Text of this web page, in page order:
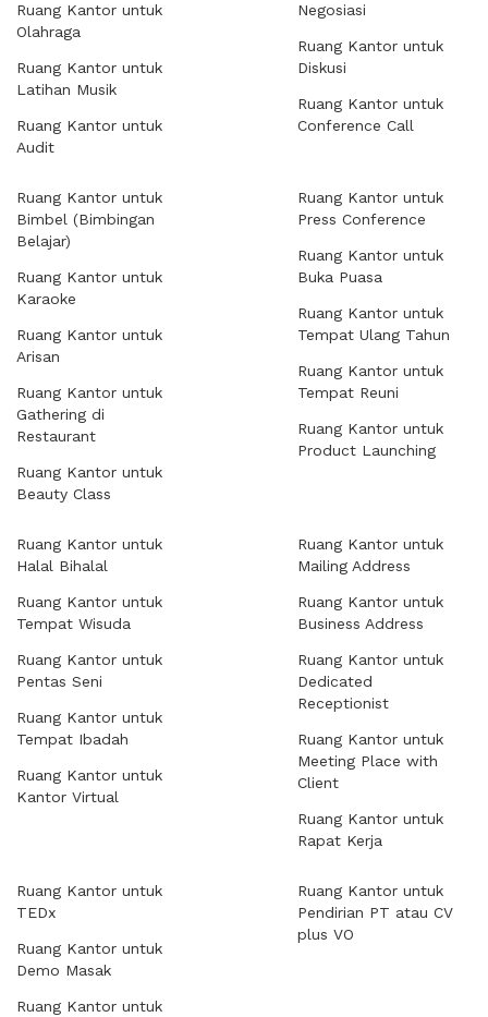
Ruang Kantor untuk
Olahraga
Ruang Kantor untuk
Latihan Musik
Ruang Kantor untuk
Audit
Negosiasi
Ruang Kantor untuk
Diskusi
Ruang Kantor untuk
Conference Call
Ruang Kantor untuk
Bimbel (Bimbingan
Belajar)
Ruang Kantor untuk
Karaoke
Ruang Kantor untuk
Arisan
Ruang Kantor untuk
Gathering di
Restaurant
Ruang Kantor untuk
Beauty Class
Ruang Kantor untuk
Press Conference
Ruang Kantor untuk
Buka Puasa
Ruang Kantor untuk
Tempat Ulang Tahun
Ruang Kantor untuk
Tempat Reuni
Ruang Kantor untuk
Product Launching
Ruang Kantor untuk
Halal Bihalal
Ruang Kantor untuk
Tempat Wisuda
Ruang Kantor untuk
Pentas Seni
Ruang Kantor untuk
Tempat Ibadah
Ruang Kantor untuk
Kantor Virtual
Ruang Kantor untuk
Mailing Address
Ruang Kantor untuk
Business Address
Ruang Kantor untuk
Dedicated
Receptionist
Ruang Kantor untuk
Meeting Place with
Client
Ruang Kantor untuk
Rapat Kerja
Ruang Kantor untuk
TEDx
Ruang Kantor untuk
Demo Masak
Ruang Kantor untuk
Ruang Kantor untuk
Pendirian PT atau CV
plus VO